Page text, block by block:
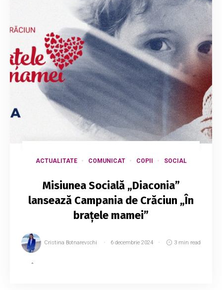
ACTUALITATE COMUNICAT COPII SOCIAL
Misiunea Socială „Diaconia”
lansează Campania de Crăciun „În
brațele mamei”
Cristina Botnarevschi 6 decembrie 2024 3 min read